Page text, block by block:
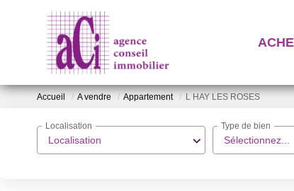
Accueil A vendre Appartement L HAY LES ROSES
Localisation
Localisation
Sélectionnez...
Type de bien